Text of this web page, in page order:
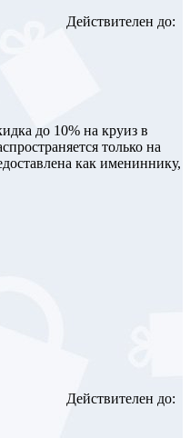
Действителен до:
до 10% на круиз в
только на
как имениннику,
Действителен до: